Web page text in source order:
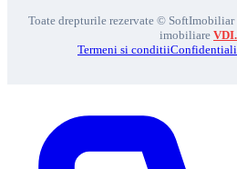
Toate drepturile rezervate ©
imobiliare
Termeni si conditii